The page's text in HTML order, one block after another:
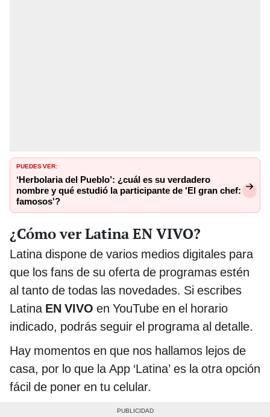
PUEDES VER:
‘Herbolaria del Pueblo’: ¿cuál es su verdadero
nombre y qué estudió la participante de 'El gran chef:
famosos'?
¿Cómo ver Latina EN VIVO?
Latina dispone de varios medios digitales para
que los fans de su oferta de programas estén
al tanto de todas las novedades. Si escribes
Latina EN VIVO en YouTube en el horario
indicado, podrás seguir el programa al detalle.
Hay momentos en que nos hallamos lejos de
casa, por lo que la App ‘Latina’ es la otra opción
fácil de poner en tu celular.